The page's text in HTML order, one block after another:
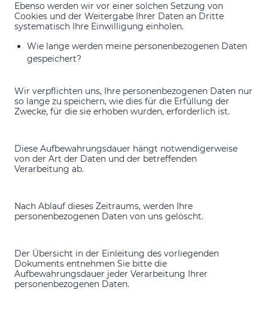
Ebenso werden wir vor einer solchen Setzung von
Cookies und der Weitergabe Ihrer Daten an Dritte
systematisch Ihre Einwilligung einholen.
Wie lange werden meine personenbezogenen Daten
gespeichert?
Wir verpflichten uns, Ihre personenbezogenen Daten nur
so lange zu speichern, wie dies für die Erfüllung der
Zwecke, für die sie erhoben wurden, erforderlich ist.
Diese Aufbewahrungsdauer hängt notwendigerweise
von der Art der Daten und der betreffenden
Verarbeitung ab.
Nach Ablauf dieses Zeitraums, werden Ihre
personenbezogenen Daten von uns gelöscht.
Der Übersicht in der Einleitung des vorliegenden
Dokuments entnehmen Sie bitte die
Aufbewahrungsdauer jeder Verarbeitung Ihrer
personenbezogenen Daten.